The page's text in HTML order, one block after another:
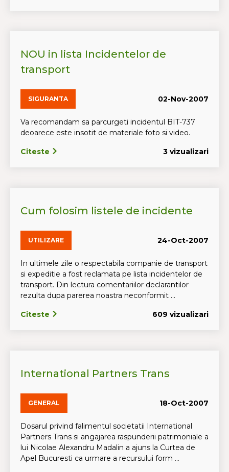
NOU in lista Incidentelor de
transport
SIGURANTA 02-Nov-2007
Va recomandam sa parcurgeti incidentul BIT-737
deoarece este insotit de materiale foto si video.
Citeste 3 vizualizari
Cum folosim listele de incidente
UTILIZARE 24-Oct-2007
In ultimele zile o respectabila companie de transport
si expeditie a fost reclamata pe lista incidentelor de
transport. Din lectura comentariilor declarantilor
rezulta dupa parerea noastra neconformit ...
Citeste 609 vizualizari
International Partners Trans
GENERAL 18-Oct-2007
Dosarul privind falimentul societatii International
Partners Trans si angajarea raspunderii patrimoniale a
lui Nicolae Alexandru Madalin a ajuns la Curtea de
Apel Bucuresti ca urmare a recursului form ...